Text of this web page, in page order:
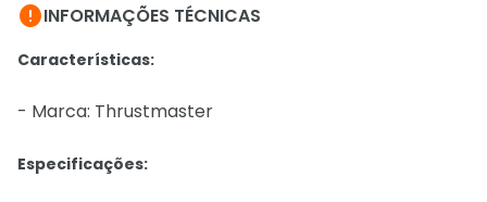
INFORMAÇÕES TÉCNICAS
Características:
- Marca: Thrustmaster
Especificações: